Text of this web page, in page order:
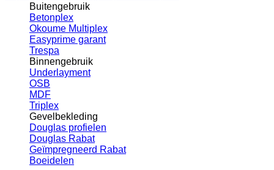
Buitengebruik
Betonplex
Okoume Multiplex
Easyprime garant
Trespa
Binnengebruik
Underlayment
OSB
MDF
Triplex
Gevelbekleding
Douglas profielen
Douglas Rabat
Geïmpregneerd Rabat
Boeidelen